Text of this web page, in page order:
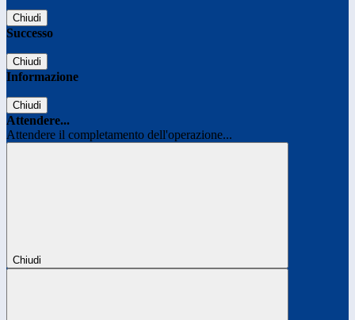
Chiudi
Successo
Chiudi
Informazione
Chiudi
Attendere...
Attendere il completamento dell'operazione...
Chiudi